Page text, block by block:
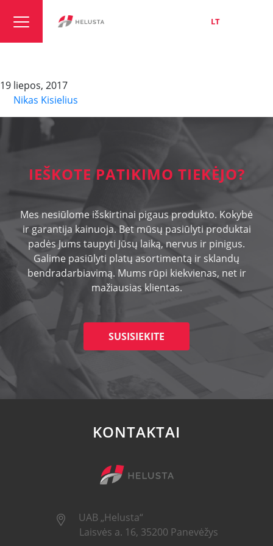
LT
19 liepos, 2017
Nikas Kisielius
IEŠKOTE PATIKIMO TIEKĖJO?
Mes nesiūlome išskirtinai pigaus produkto. Kokybė
ir garantija kainuoja. Bet mūsų pasiūlyti produktai
padės Jums taupyti Jūsų laiką, nervus ir pinigus.
Galime pasiūlyti platų asortimentą ir sklandų
bendradarbiavimą. Mums rūpi kiekvienas, net ir
mažiausias klientas.
SUSISIEKITE
KONTAKTAI
UAB „Helusta“
Laisvės a. 16, 35200 Panevėžys